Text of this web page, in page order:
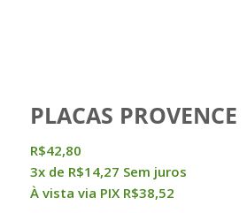
PLACAS PROVENCE
R$42,80
3x de R$14,27 Sem juros
À vista via PIX R$38,52